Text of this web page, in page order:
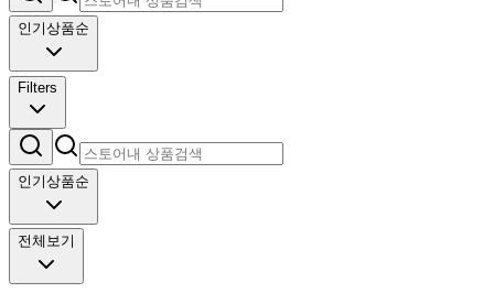
인기상품순
Filters
인기상품순
전체보기